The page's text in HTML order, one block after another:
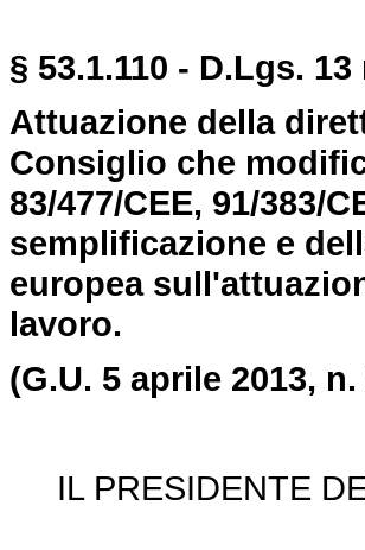
§ 53.1.110 - D.Lgs.
Attuazione della
Consiglio che
83/477/CEE, 91/383/
semplificazione e
europea
lavoro.
(G.U. 5 aprile 2013, n.
IL PRESIDENTE